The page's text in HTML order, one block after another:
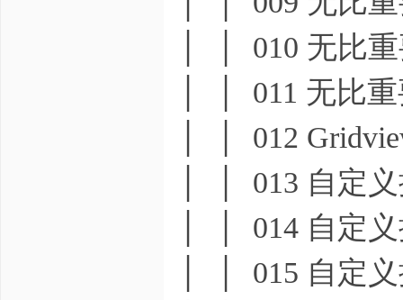
│ │ 010 无比
│ │ 011 无比
│ │ 012
│ │ 013 自定
│ │ 014 自定
│ │ 015 自定